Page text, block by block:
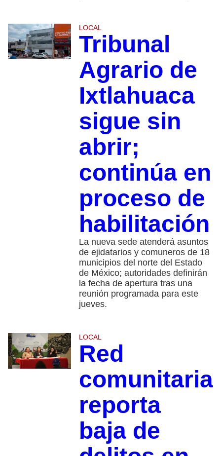
LOCAL
Tribunal
Agrario de
Ixtlahuaca
sigue sin
abrir;
continúa en
proceso de
habilitación
La nueva sede atenderá asuntos
de ejidatarios y comuneros de 18
municipios del norte del Estado
de México; autoridades definirán
la fecha de apertura tras una
reunión programada para este
jueves.
LOCAL
Red
comunitaria
reporta
baja de